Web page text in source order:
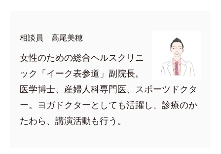
相談員 高尾美穂
女性のための総合ヘルスクリニ
ック「イーク表参道」副院長。
医学博士、産婦人科専門医、スポーツドクタ
ー。ヨガドクターとしても活躍し、診療のか
たわら、講演活動も行う。